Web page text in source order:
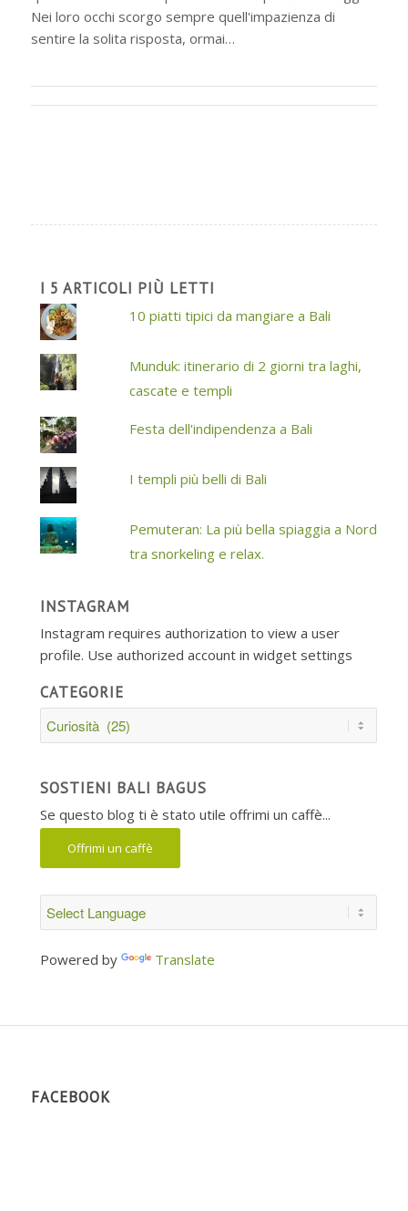
Nei loro occhi scorgo sempre quell'impazienza di
sentire la solita risposta, ormai…
I 5 ARTICOLI PIÙ LETTI
10 piatti tipici da mangiare a Bali
Munduk: itinerario di 2 giorni tra laghi,
cascate e templi
Festa dell'indipendenza a Bali
I templi più belli di Bali
Pemuteran: La più bella spiaggia a Nord
tra snorkeling e relax.
INSTAGRAM
Instagram requires authorization to view a user
profile. Use authorized account in widget settings
CATEGORIE
Categorie
SOSTIENI BALI BAGUS
Se questo blog ti è stato utile offrimi un caffè...
Offrimi un caffè
Powered by Translate
FACEBOOK